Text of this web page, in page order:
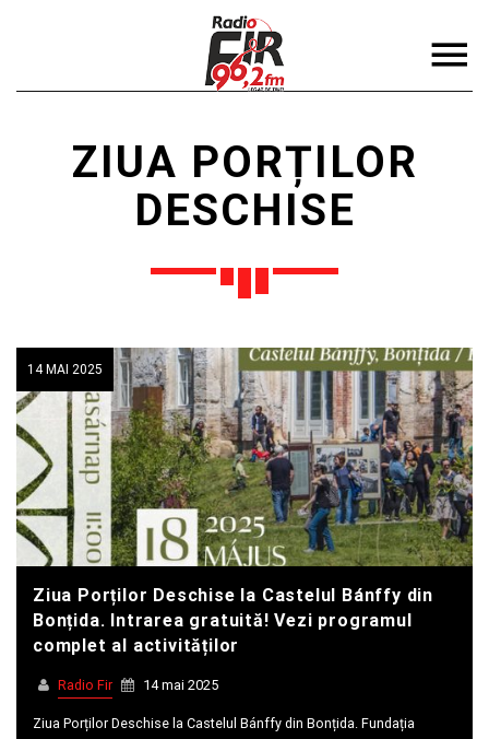
Facebook
Pinterest
Whatsapp
ZIUA PORȚILOR
DESCHISE
14 MAI 2025
Ziua Porților Deschise la Castelul Bánffy din
Bonțida. Intrarea gratuită! Vezi programul
complet al activităților
Radio Fir 14 mai 2025
Ziua Porților Deschise la Castelul Bánffy din Bonțida. Fundația